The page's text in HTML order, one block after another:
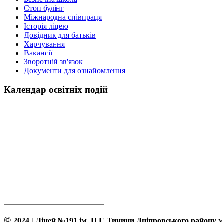
Стоп булінг
Міжнародна співпраця
Історія ліцею
Довідник для батьків
Харчування
Вакансії
Зворотній зв'язок
Документи для ознайомлення
Календар освітніх подій
© 2024 | Ліцей №191 ім. П.Г. Тичини Дніпровського району